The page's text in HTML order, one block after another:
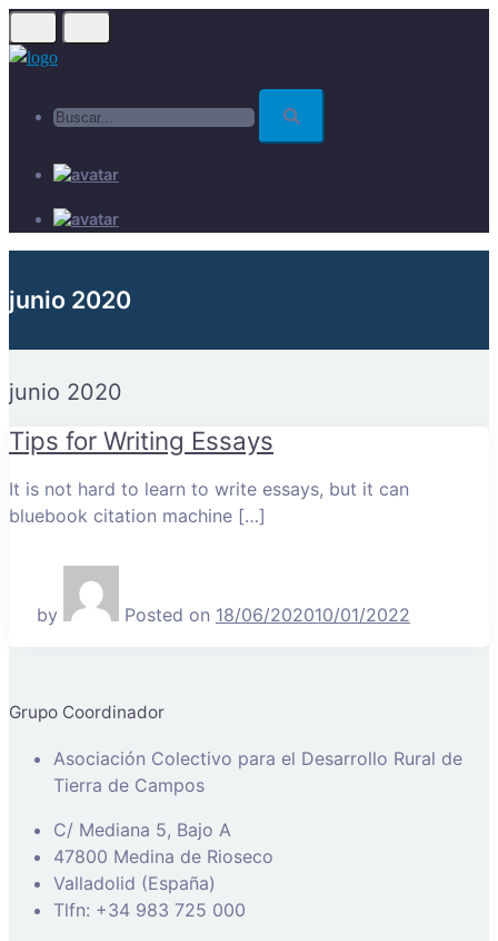
Skip
to
junio 2020
junio 2020
Tips for Writing Essays
It is not hard to learn to write essays, but it can
bluebook citation machine […]
by Posted on 18/06/202010/01/2022
Grupo Coordinador
Asociación Colectivo para el Desarrollo Rural de
Tierra de Campos
C/ Mediana 5, Bajo A
47800 Medina de Rioseco
Valladolid (España)
Tlfn: +34 983 725 000